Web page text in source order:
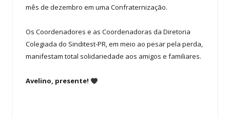
mês de dezembro em uma Confraternização.
Os Coordenadores e as Coordenadoras da Diretoria
Colegiada do Sinditest-PR, em meio ao pesar pela perda,
manifestam total solidariedade aos amigos e familiares.
Avelino, presente!